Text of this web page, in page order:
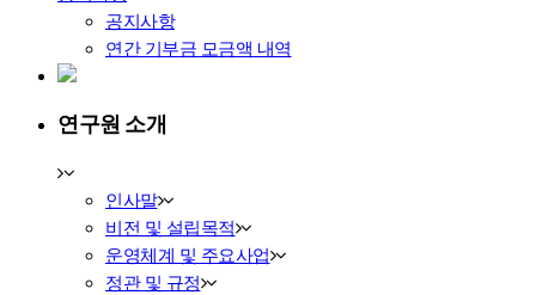
공지사항
연간 기부금 모금액 내역
연구원 소개
인사말
비전 및 설립목적
운영체계 및 주요사업
정관 및 규정